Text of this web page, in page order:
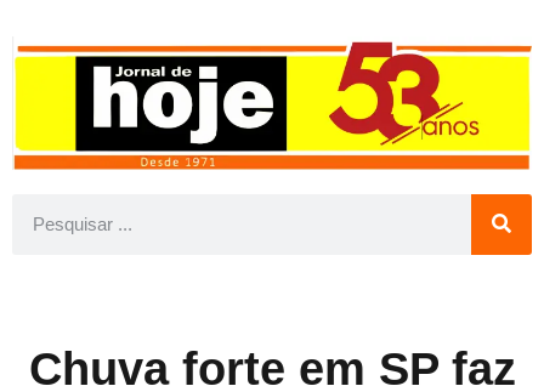
Chuva forte em SP faz